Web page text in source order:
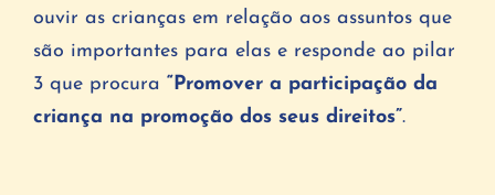
ouvir as crianças em relação aos assuntos que
são importantes para elas e responde ao pilar
3 que procura “Promover a participação da
criança na promoção dos seus direitos”.